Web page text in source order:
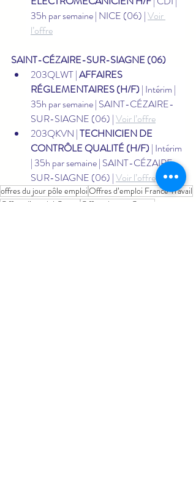
35h par semaine | NICE (06) | Voir
l’offre
SAINT-CÉZAIRE-SUR-SIAGNE (06)
203QLWT | AFFAIRES
RÉGLEMENTAIRES (H/F) | Intérim |
35h par semaine | SAINT-CÉZAIRE-
SUR-SIAGNE (06) | Voir l’offre
203QKVN | TECHNICIEN DE
CONTRÔLE QUALITÉ (H/F) | Intérim
| 35h par semaine | SAINT-CÉZAIRE-
SUR-SIAGNE (06) | Voir l’offre
offres du jour pôle emploiOffres d’emploi France Travail
Offres d’emploi Grasse
Offres du jour Grasse